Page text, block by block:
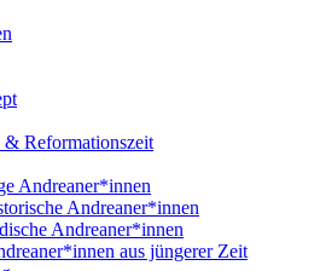
Reformationszeit
Andreaner*innen
Andreaner*innen
Andreaner*innen
aus jüngerer Zeit